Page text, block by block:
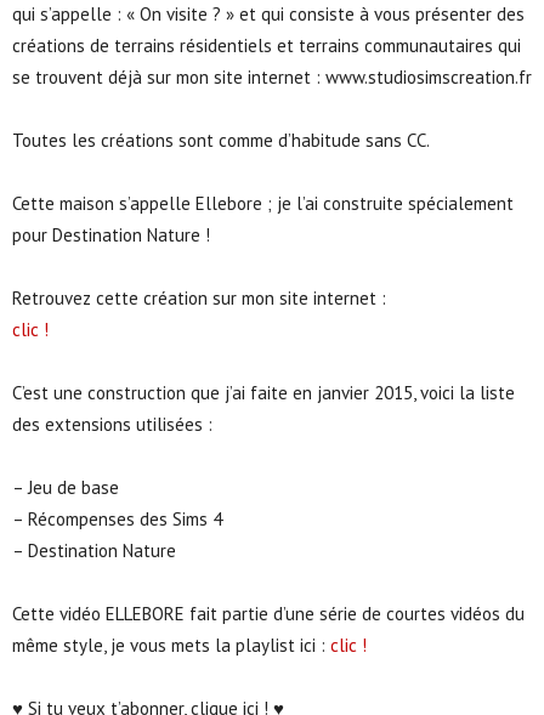
qui s’appelle : « On visite ? » et qui consiste à vous présenter des
créations de terrains résidentiels et terrains communautaires qui
se trouvent déjà sur mon site internet : www.studiosimscreation.fr
Toutes les créations sont comme d’habitude sans CC.
Cette maison s’appelle Ellebore ; je l’ai construite spécialement
pour Destination Nature !
Retrouvez cette création sur mon site internet :
clic !
C’est une construction que j’ai faite en janvier 2015, voici la liste
des extensions utilisées :
– Jeu de base
– Récompenses des Sims 4
– Destination Nature
Cette vidéo ELLEBORE fait partie d’une série de courtes vidéos du
même style, je vous mets la playlist ici : clic !
♥ Si tu veux t’abonner, clique ici ! ♥